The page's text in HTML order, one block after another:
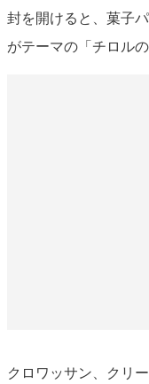
封を開けると、菓子
がテーマの「チロル
クロワッサン、クリ